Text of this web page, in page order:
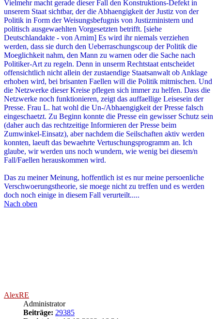
werden, dass sie durch den Ueberraschungscoup der Politik die
Moeglichkeit nahm, den Mann zu warnen oder die Sache nach
Politiker-Art zu regeln. Denn in unserm Rechtstaat entscheidet
offensichtlich nicht allein der zustaendige Staatsanwalt ob Anklage
erhoben wird, bei brisanten Faellen will die Politik mitmischen. Und
die Netzwerke dieser Kreise pflegen sich immer zu helfen. Dass die
Netzwerke noch funktionieren, zeigt das auffaellige Leisesein der
Presse. Frau L. hat wohl die Un-/Abhaengigkeit der Presse falsch
eingeschaetzt. Zu Beginn konnte die Presse ein gewisser Schutz sein
(daher auch das rechtzeitige Informieren der Presse beim
Zumwinkel-Einsatz), aber nachdem die Seilschaften aktiv werden
konnten, laeuft das bewaehrte Vertuschungsprogramm an. Ich
glaube, wir werden uns noch wundern, wie wenig bei diesem/n
Fall/Faellen herauskommen wird.
Das zu meiner Meinung, hoffentlich ist es nur meine persoenliche
Verschwoerungstheorie, sie moege nicht zu treffen und es werden
doch noch einige in diesem Fall verurteilt.....
Nach oben
Kontaktdaten von AlexRE
Website